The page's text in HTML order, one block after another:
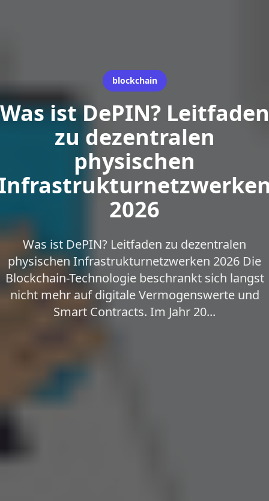
blockchain
Was ist DePIN? Leitfaden
zu dezentralen
physischen
2026
Was ist DePIN? Leitfaden zu dezentralen
physischen Infrastrukturnetzwerken 2026 Die
Blockchain-Technologie beschrankt sich langst
nicht mehr auf digitale Vermogenswerte und
Smart Contracts. Im Jahr 20...